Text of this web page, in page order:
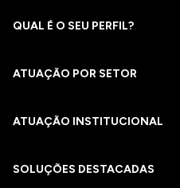
QUAL É O SEU PERFIL?
ATUAÇÃO POR SETOR
ATUAÇÃO INSTITUCIONAL
SOLUÇÕES DESTACADAS